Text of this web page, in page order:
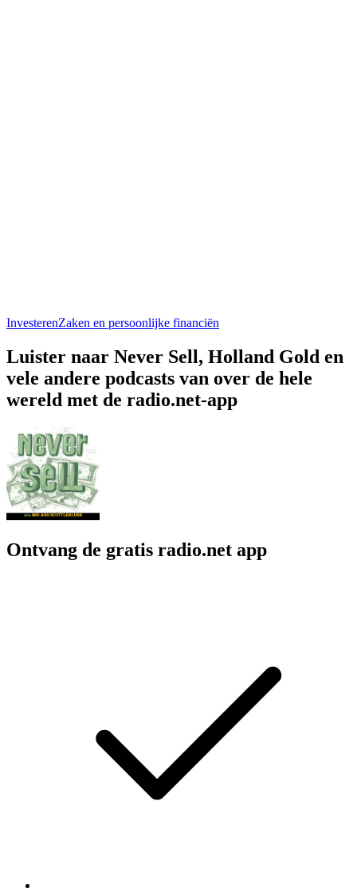
InvesterenZaken en persoonlijke financiën
Luister naar Never Sell, Holland Gold en
vele andere podcasts van over de hele
wereld met de radio.net-app
Ontvang de gratis radio.net app